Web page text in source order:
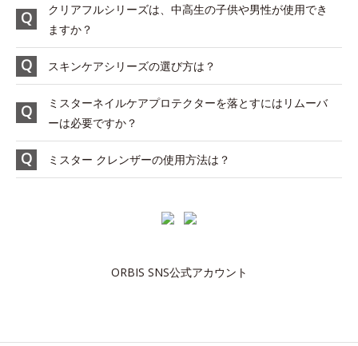
クリアフルシリーズは、中高生の子供や男性が使用でき
ますか？
スキンケアシリーズの選び方は？
ミスターネイルケアプロテクターを落とすにはリムーバ
ーは必要ですか？
ミスター クレンザーの使用方法は？
ORBIS SNS公式アカウント